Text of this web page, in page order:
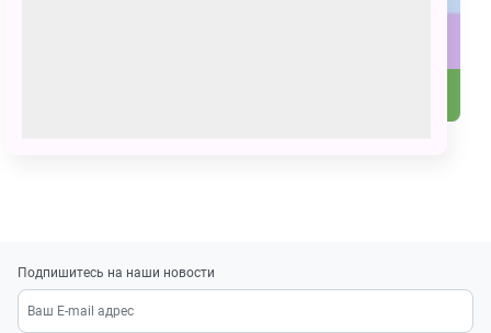
Подпишитесь на наши новости